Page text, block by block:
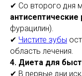
✔ Со второго дня
антисептические
фурацилин).
✔ Чистите зубы
область лечения.
4. Диета для
✔ В первые дни